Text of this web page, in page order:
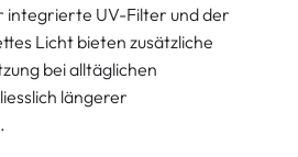
integrierte UV-Filter und der
Licht bieten zusätzliche
bei alltäglichen
längerer